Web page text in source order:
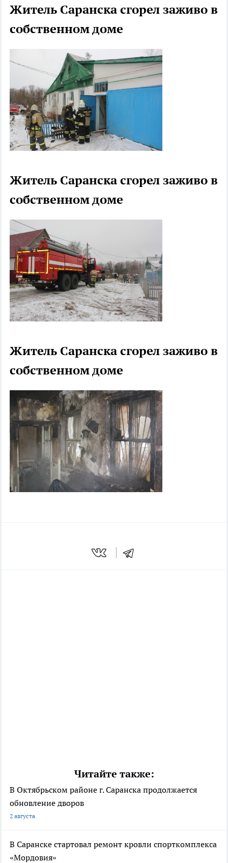
Житель Саранска сгорел заживо в
собственном доме
Житель Саранска сгорел заживо в
собственном доме
Житель Саранска сгорел заживо в
собственном доме
Читайте также:
В Октябрьском районе г. Саранска продолжается
обновление дворов
2 августа
В Саранске стартовал ремонт кровли спорткомплекса
«Мордовия»